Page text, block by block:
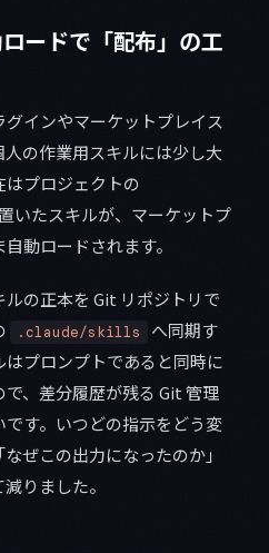
ードで「配布」の工
インやマーケットプレイス
の作業用スキルには少し大
プロジェクトの
いたスキルが、マーケットプ
動ロードされます。
の正本を Git リポジトリで
.claude/skills
へ同期す
プロンプトであると同時に
で、差分履歴が残る Git 管理
す。いつどの指示をどう変
ぜこの出力になったのか」
りました。